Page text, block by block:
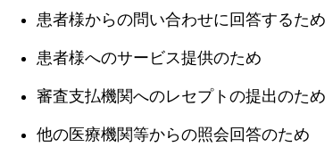
患者様からの問い合わせに回答するため
患者様へのサービス提供のため
審査支払機関へのレセプトの提出のため
他の医療機関等からの照会回答のため